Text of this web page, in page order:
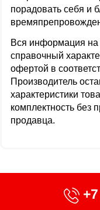
порадовать себя и
Вся информация на
справочный
офертой в
Производитель
характеристики
комплектность без
продавца.